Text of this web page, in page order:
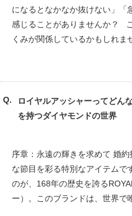
になるとなかなか抜けない」「
感じることがありませんか？
くみが関係しているかもしれま
ロイヤルアッシャーってどん
を持つダイヤモンドの世界
序章：永遠の輝きを求めて 婚
な節目を彩る特別なアイテムで
のが、168年の歴史を誇る
ー）。このブランドは、世界で